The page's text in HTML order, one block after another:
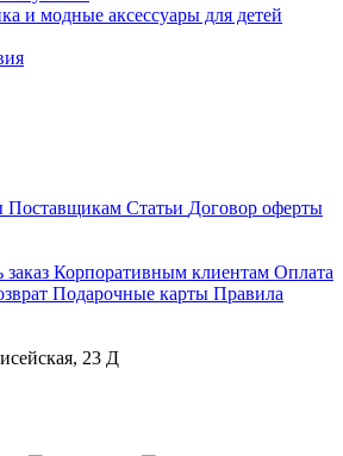
и модные аксессуары для детей
Поставщикам Статьи Договор оферты
заказ Корпоративным клиентам Оплата
Подарочные карты Правила
23 Д